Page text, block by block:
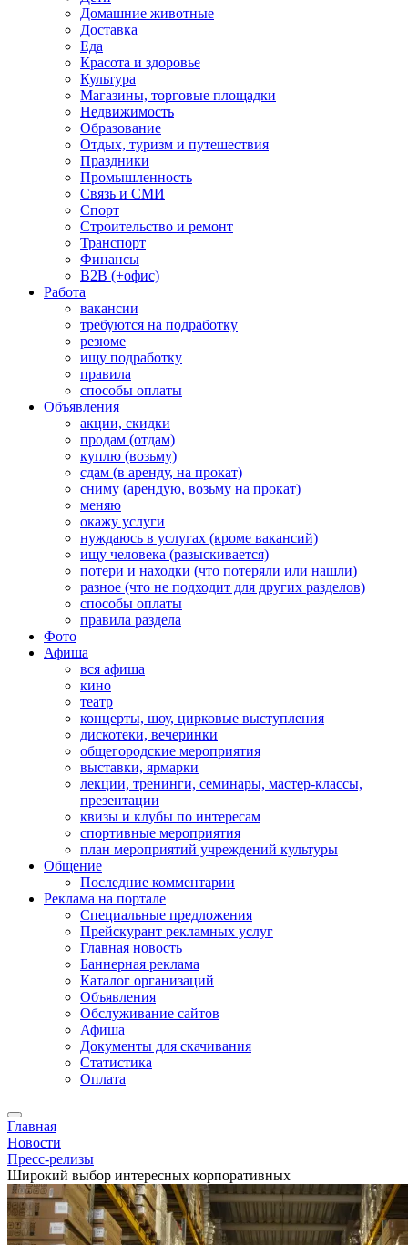
Домашние животные
Доставка
Еда
Красота и здоровье
Культура
Магазины, торговые площадки
Недвижимость
Образование
Отдых, туризм и путешествия
Праздники
Промышленность
Связь и СМИ
Спорт
Строительство и ремонт
Транспорт
Финансы
B2B (+офис)
Работа
вакансии
требуются на подработку
резюме
ищу подработку
правила
способы оплаты
Объявления
акции, скидки
продам (отдам)
куплю (возьму)
сдам (в аренду, на прокат)
сниму (арендую, возьму на прокат)
меняю
окажу услуги
нуждаюсь в услугах (кроме вакансий)
ищу человека (разыскивается)
потери и находки (что потеряли или нашли)
разное (что не подходит для других разделов)
способы оплаты
правила раздела
Фото
Афиша
вся афиша
кино
театр
концерты, шоу, цирковые выступления
дискотеки, вечеринки
общегородские мероприятия
выставки, ярмарки
лекции, тренинги, семинары, мастер-классы,
презентации
квизы и клубы по интересам
спортивные мероприятия
план мероприятий учреждений культуры
Общение
Последние комментарии
Реклама на портале
Специальные предложения
Прейскурант рекламных услуг
Главная новость
Баннерная реклама
Каталог организаций
Объявления
Обслуживание сайтов
Афиша
Документы для скачивания
Статистика
Оплата
Главная
Новости
Пресс-релизы
Широкий выбор интересных корпоративных